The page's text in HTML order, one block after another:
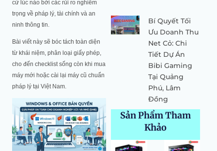
cứ lúc nào bởi các rủi ro nghiêm
trọng về pháp lý, tài chính và an
ninh thông tin.
Bài viết này sẽ bóc tách toàn diện
từ khái niệm, phân loại giấy phép,
cho đến checklist sống còn khi mua
máy mới hoặc cài lại máy cũ chuẩn
pháp lý tại Việt Nam.
Bí Quyết Tối
Ưu Doanh Thu
Net Cỏ: Chi
Tiết Dự Án
Bibi Gaming
Tại Quảng
Phú, Lâm
Đồng
Sản Phẩm Tham
Khảo
Giá
Giá
Giá
Giá
Giá
Giá